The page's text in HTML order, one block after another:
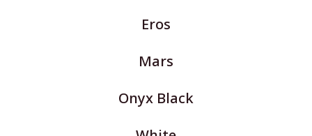
Eros
Mars
Onyx Black